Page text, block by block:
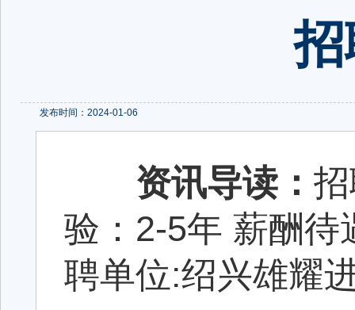
发布时间：2024-01-06
资讯导读：
验：2-5年 薪酬待
聘单位:绍兴雄耀